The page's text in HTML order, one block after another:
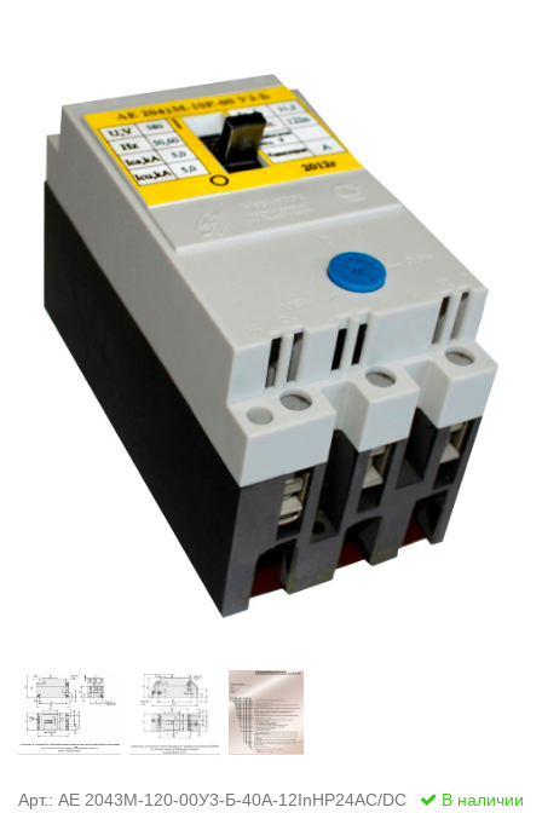
Стремянки с
Стремянки с
опорой
Ширмы
РЗА (шторы)
Штендеры
Щиты
диэлектрические
Арт.: АЕ 2043М-120-00У3-Б-40А-12InНР24AC/DC В наличии